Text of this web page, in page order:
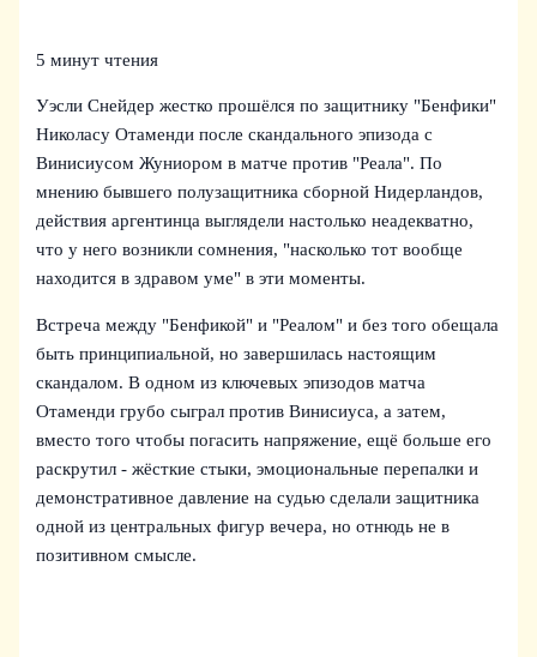
5 минут чтения
Уэсли Снейдер жестко прошёлся по защитнику "Бенфики"
Николасу Отаменди после скандального эпизода с
Винисиусом Жуниором в матче против "Реала". По
мнению бывшего полузащитника сборной Нидерландов,
действия аргентинца выглядели настолько неадекватно,
что у него возникли сомнения, "насколько тот вообще
находится в здравом уме" в эти моменты.
Встреча между "Бенфикой" и "Реалом" и без того обещала
быть принципиальной, но завершилась настоящим
скандалом. В одном из ключевых эпизодов матча
Отаменди грубо сыграл против Винисиуса, а затем,
вместо того чтобы погасить напряжение, ещё больше его
раскрутил - жёсткие стыки, эмоциональные перепалки и
демонстративное давление на судью сделали защитника
одной из центральных фигур вечера, но отнюдь не в
позитивном смысле.